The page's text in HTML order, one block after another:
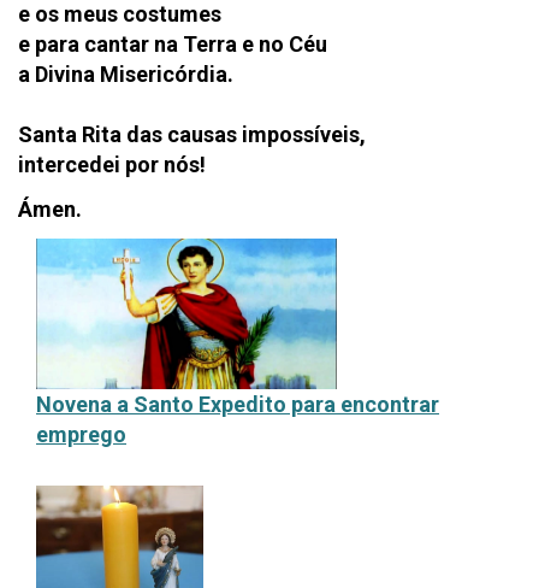
e os meus costumes
e para cantar na Terra e no Céu
a Divina Misericórdia.
Santa Rita das causas impossíveis,
intercedei por nós!
Ámen.
Novena a Santo Expedito para encontrar
emprego